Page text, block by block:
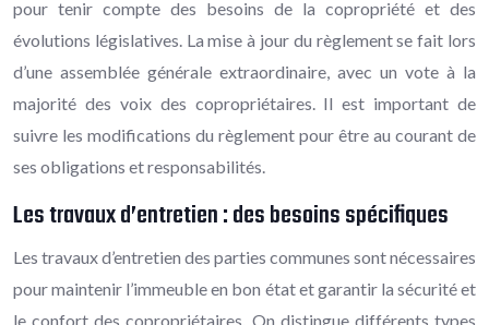
pour tenir compte des besoins de la copropriété et des
évolutions législatives. La mise à jour du règlement se fait lors
d’une assemblée générale extraordinaire, avec un vote à la
majorité des voix des copropriétaires. Il est important de
suivre les modifications du règlement pour être au courant de
ses obligations et responsabilités.
Les travaux d’entretien : des besoins spécifiques
Les travaux d’entretien des parties communes sont nécessaires
pour maintenir l’immeuble en bon état et garantir la sécurité et
le confort des copropriétaires. On distingue différents types